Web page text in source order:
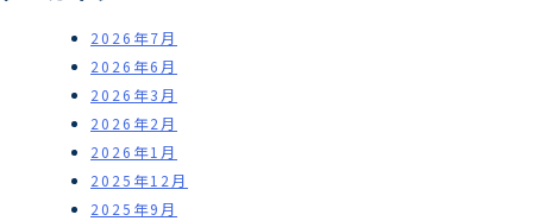
2026年7月
2026年6月
2026年3月
2026年2月
2026年1月
2025年12月
2025年9月